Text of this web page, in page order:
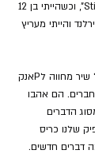
והייתי מעריץ
"כתבתי את Screamager, כסוג של שיר מחווה לPאנק
הם אהבו
הדברים
שלנו כריס
דברים חדשים.